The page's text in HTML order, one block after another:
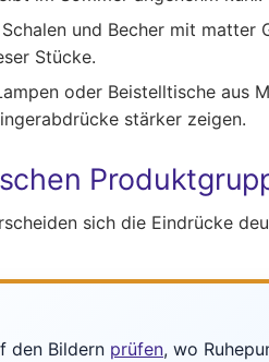
Schalen und Becher mit
Stücke.
oder Beistelltische aus
stärker zeigen.
sich die Eindrücke
den Bildern prüfen, wo